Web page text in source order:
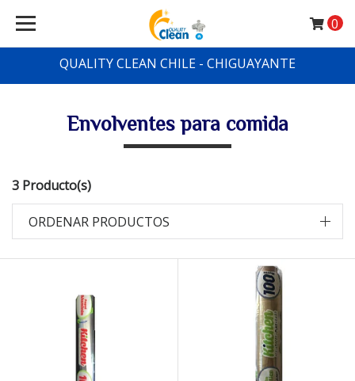
QUALITY CLEAN CHILE - CHIGUAYANTE
0
Envolventes para comida
3 Producto(s)
ORDENAR PRODUCTOS